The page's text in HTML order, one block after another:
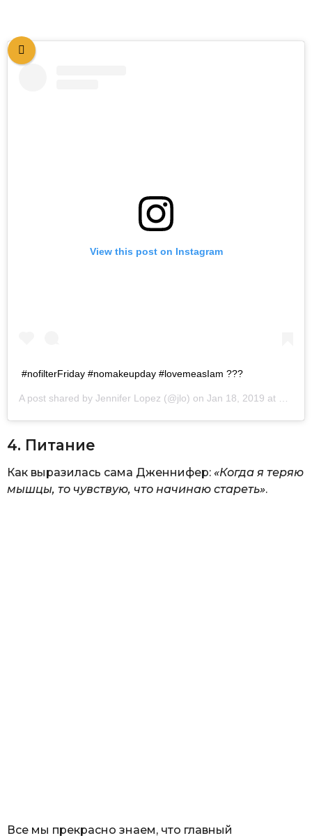
View this post on Instagram
#nofilterFriday #nomakeupday #lovemeasIam ???
A post shared by Jennifer Lopez (@jlo) on Jan 18, 2019 at 3:31pm PST
4. Питание
Как выразилась сама Дженнифер: «Когда я теряю
мышцы, то чувствую, что начинаю стареть».
Все мы прекрасно знаем, что главный